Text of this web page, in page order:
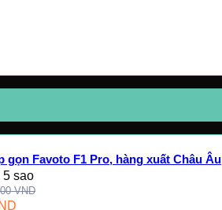
gọn Favoto F1 Pro, hàng xuất Châu Âu
5 sao
VND